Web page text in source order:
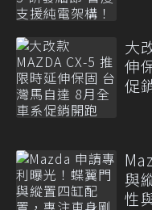
大
伸
促
與
性